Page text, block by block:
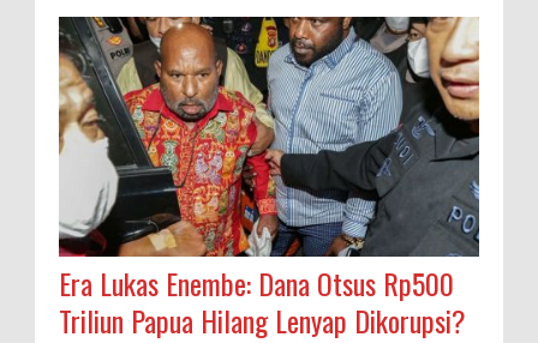
Era Lukas Enembe: Dana Otsus Rp500
Triliun Papua Hilang Lenyap Dikorupsi?